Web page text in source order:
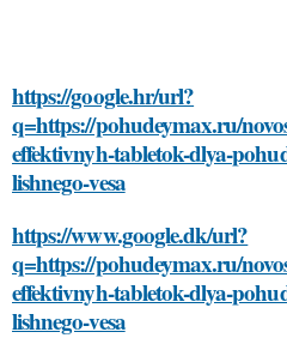
https://google.hr/url?
q=https://pohudeymax.ru/
effektivnyh-tabletok-dlya-
lishnego-vesa
https://www.google.dk/url?
q=https://pohudeymax.ru/
effektivnyh-tabletok-dlya-
lishnego-vesa